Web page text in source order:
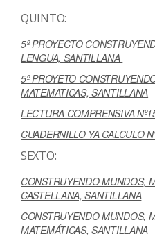
QUINTO:
5º PROYECTO
LENGUA, SANTILLANA
5º PROYETO
MATEMATICAS, SANTILLANA
LECTURA COMPRENSIVA
CUADERNILLO YA CALCULO
SEXTO:
CONSTRUYENDO MUNDOS,
CASTELLANA, SANTILLANA
CONSTRUYENDO MUNDOS,
MATEMÁTICAS, SANTILLANA